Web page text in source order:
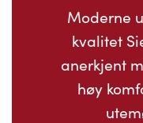
Moderne
kvalitet
anerkjent
høy